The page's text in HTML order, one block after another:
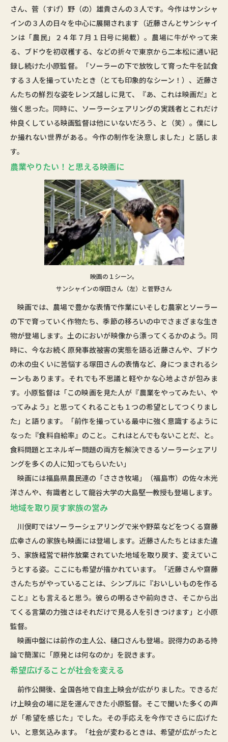
さん、菅（すげ）野（の）雄貴さんの３人です。今作はサンシャ
インの３人の日々を中心に展開されます（近藤さんとサンシャイ
ンは「農民」２４年７月１日号に掲載）。農場に牛がやって来
る、ブドウを初収穫する、などの折々で東京から二本松に通い記
録し続けた小原監督。「ソーラーの下で放牧して育った牛を試食
する３人を撮っていたとき（とても印象的なシーン！）、近藤さ
んたちの鮮烈な姿をレンズ越しに見て、『あ、これは映画だ』と
強く思った。同時に、ソーラーシェアリングの実践者とこれだけ
仲良くしている映画監督は他にいないだろう、と（笑）。僕にし
か撮れない世界がある。今作の制作を決意しました」と話しま
す。
農業やりたい！と思える映画に
映画の１シーン。
サンシャインの塚田さん（左）と菅野さん
映画では、農場で豊かな表情で作業にいそしむ農家とソーラー
の下で育っていく作物たち、季節の移ろいの中でさまざまな生き
物が登場します。土のにおいが映像から漂ってくるかのよう。同
時に、今なお続く原発事故被害の実態を語る近藤さんや、ブドウ
の木の虫くいに苦悩する塚田さんの表情など、身につまされるシ
ーンもあります。それでも不思議と軽やかな心地よさが包みま
す。小原監督は「この映画を見た人が『農業をやってみたい、や
ってみよう』と思ってくれることも１つの希望としてつくりまし
た」と語ります。「前作を撮っている最中に強く意識するように
なった『食料自給率』のこと。これはとんでもないことだ、と。
食料問題とエネルギー問題の両方を解決できるソーラーシェアリ
ングを多くの人に知ってもらいたい」
映画には福島県農民連の「ささき牧場」（福島市）の佐々木光
洋さんや、有識者として龍谷大学の大島堅一教授も登場します。
地域を取り戻す家族の営み
川俣町ではソーラーシェアリングで米や野菜などをつくる齋藤
広幸さんの家族も映画には登場します。近藤さんたちとはまた違
う、家族経営で耕作放棄されていた地域を取り戻す、変えていこ
うとする姿。ここにも希望が描かれています。「近藤さんや齋藤
さんたちがやっていることは、シンプルに『おいしいものを作る
こと』とも言えると思う。彼らの明るさや前向きさ、そこから出
てくる言葉の力強さはそれだけで見る人を引きつけます」と小原
監督。
映画中盤には前作の主人公、樋口さんも登場。説得力のある持
論で簡潔に「原発とは何なのか」を説きます。
希望広げることが社会を変える
前作公開後、全国各地で自主上映会が広がりました。できるだ
け上映会の場に足を運んできた小原監督。そこで聞いた多くの声
が「希望を感じた」でした。その手応えを今作でさらに広げた
い、と意気込みます。「社会が変わるときは、希望が広がったと